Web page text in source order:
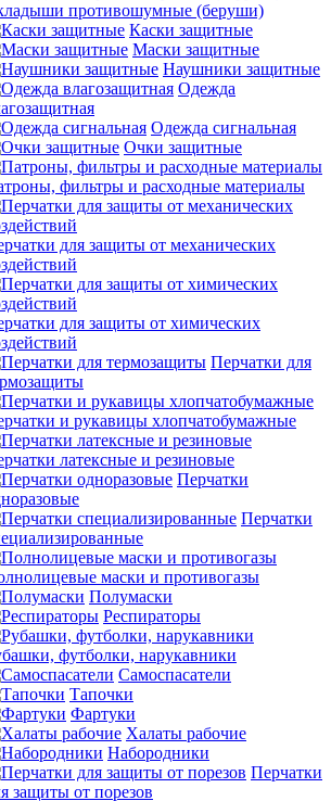
противошумные (беруши)
Каски защитные
Маски защитные
Наушники защитные
Одежда
Одежда сигнальная
Очки защитные
фильтры и расходные материалы
для защиты от механических
для защиты от химических
Перчатки для
и рукавицы хлопчатобумажные
латексные и резиновые
Перчатки
Перчатки
маски и противогазы
Полумаски
Респираторы
футболки, нарукавники
Самоспасатели
Тапочки
Фартуки
Халаты рабочие
Набородники
Перчатки
защиты от порезов